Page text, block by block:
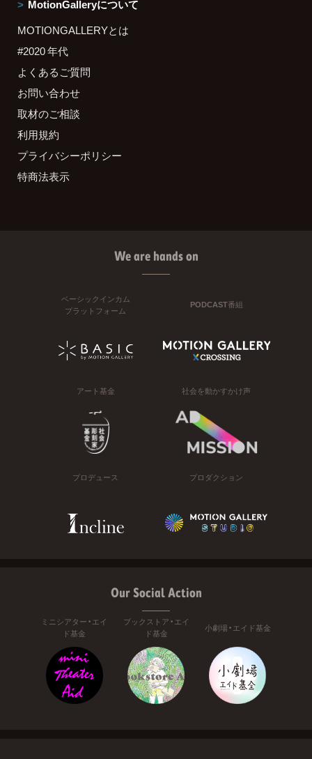
MotionGalleryについて
MOTIONGALLERYとは
#2020 年代
よくあるご質問
お問い合わせ
取材のご相談
利用規約
プライバシーポリシー
特商法表示
We are hands on
ベーシックインカム
プラットフォーム
PODCAST番組
アート基金 社会を動かすかけ声
プロデュース プロダクション
Our Social Action
ミニシアター・エイ
ド基金
ブックストア・エイ
ド基金
小劇場・エイド基金